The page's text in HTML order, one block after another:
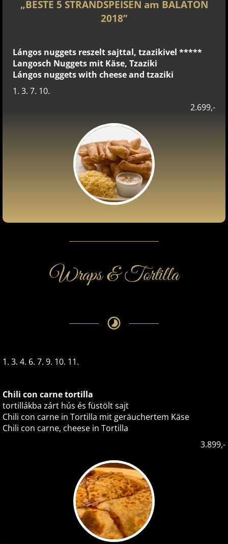
„BESTE 5 STRANDSPEISEN am BALATON
2018”
Lángos nuggets reszelt sajttal, tzazikivel *****
Langosch Nuggets mit Käse, Tzaziki
Lángos nuggets with cheese and tzaziki
1. 3. 7. 10.
2.699,-
Wraps & Tortilla
1. 3. 4. 6. 7. 9. 10. 11.
Chili con carne tortilla
tortillákba zárt hús és füstölt sajt
Chili con carne in Tortilla mit geräuchertem Käse
Chili con carne, cheese in Tortilla
3.899,-